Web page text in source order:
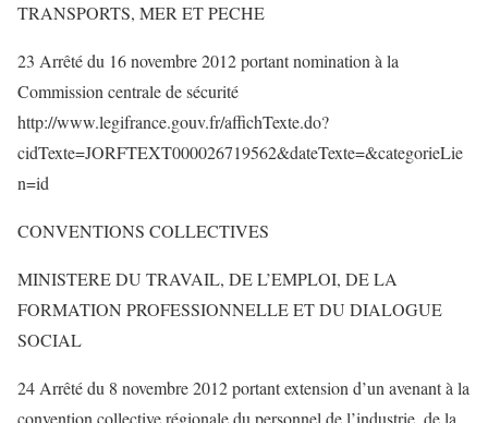
TRANSPORTS, MER ET PECHE
23 Arrêté du 16 novembre 2012 portant nomination à la
Commission centrale de sécurité
http://www.legifrance.gouv.fr/affichTexte.do?
cidTexte=JORFTEXT000026719562&dateTexte=&categorieLie
n=id
CONVENTIONS COLLECTIVES
MINISTERE DU TRAVAIL, DE L’EMPLOI, DE LA
FORMATION PROFESSIONNELLE ET DU DIALOGUE
SOCIAL
24 Arrêté du 8 novembre 2012 portant extension d’un avenant à la
convention collective régionale du personnel de l’industrie, de la